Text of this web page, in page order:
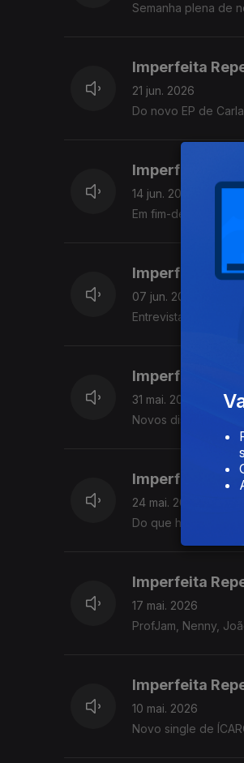
Semanha plena de
Imperfeita
21 jun. 2026
Do novo EP de
Imperfeita
14 jun. 2026
Em fim-de-semana
Imperfeita
07 jun. 2026
Entrevista e live act
Imperfeita
31 mai. 2026
Novos discos de
Imperfeita
24 mai. 2026
Do que há de novo
Imperfeita
17 mai. 2026
ProfJam, Nenny,
Imperfeita
10 mai. 2026
Novo single de